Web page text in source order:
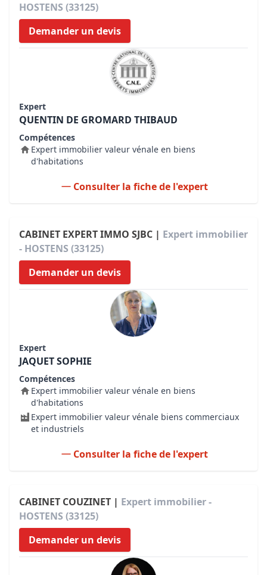
HOSTENS (33125)
Demander un devis
Expert
QUENTIN DE GROMARD THIBAUD
Compétences
Expert immobilier valeur vénale en biens
d'habitations
Consulter la fiche de l'expert
CABINET EXPERT IMMO SJBC | Expert immobilier
- HOSTENS (33125)
Demander un devis
Expert
JAQUET SOPHIE
Compétences
Expert immobilier valeur vénale en biens
d'habitations
Expert immobilier valeur vénale biens commerciaux
et industriels
Consulter la fiche de l'expert
CABINET COUZINET | Expert immobilier -
HOSTENS (33125)
Demander un devis